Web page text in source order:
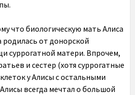
что биологическую мать Алиса
родилась от донорской
суррогатной матери. Впрочем,
и сестер (хотя суррогатные
у Алисы с остальными
всегда мечтал о большой